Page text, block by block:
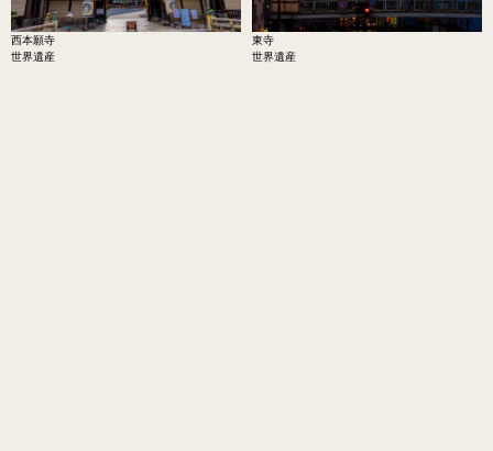
西本願寺
世界遺産
東寺
世界遺産